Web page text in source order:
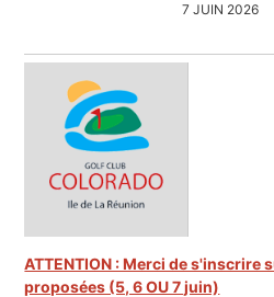
7 JUIN 2026
ATTENTION : Merci de s'inscrire
proposées (5, 6 OU 7 juin)